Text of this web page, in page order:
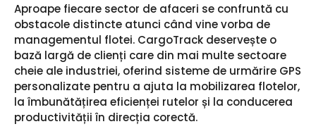
Aproape fiecare sector de afaceri se confruntă cu
obstacole distincte atunci când vine vorba de
managementul flotei. CargoTrack deservește o
bază largă de clienți care din mai multe sectoare
cheie ale industriei, oferind sisteme de urmărire GPS
personalizate pentru a ajuta la mobilizarea flotelor,
la îmbunătățirea eficienței rutelor și la conducerea
productivității în direcția corectă.